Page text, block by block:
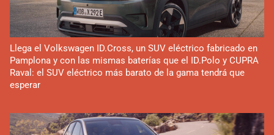
Llega el Volkswagen ID.Cross, un SUV eléctrico fabricado en
Pamplona y con las mismas baterías que el ID.Polo y CUPRA
Raval: el SUV eléctrico más barato de la gama tendrá que
esperar